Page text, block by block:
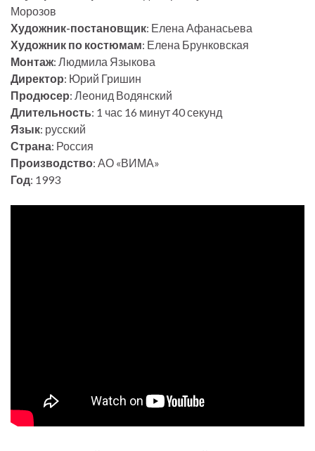
Морозов
Художник-постановщик: Елена Афанасьева
Художник по костюмам: Елена Брунковская
Монтаж: Людмила Языкова
Директор: Юрий Гришин
Продюсер: Леонид Водянский
Длительность: 1 час 16 минут 40 секунд
Язык: русский
Страна: Россия
Производство: АО «ВИМА»
Год: 1993